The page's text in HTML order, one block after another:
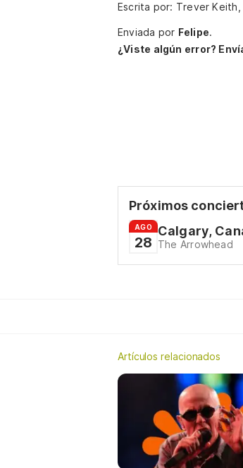
Escrita por: Trever
Enviada por Felipe.
¿Viste algún error?
Próximos
AGO
28
Calgary,
The Arrowhead
Artículos relacionados